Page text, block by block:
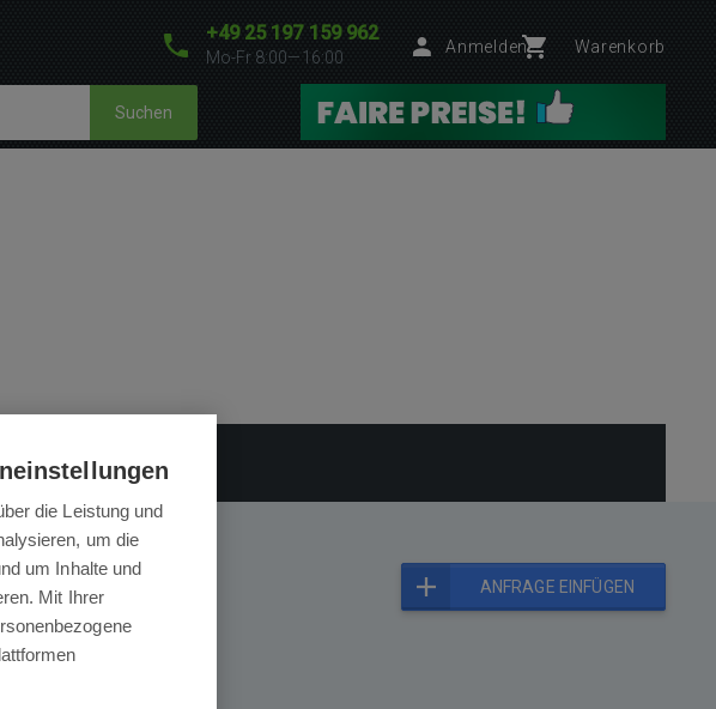
+49 25 197 159 962
Mo-Fr 8:00—16:00
Anmelden Warenkorb
Suchen
ANFRAGE EINFÜGEN
die Leistung und
um die
um Inhalte und
Mit Ihrer